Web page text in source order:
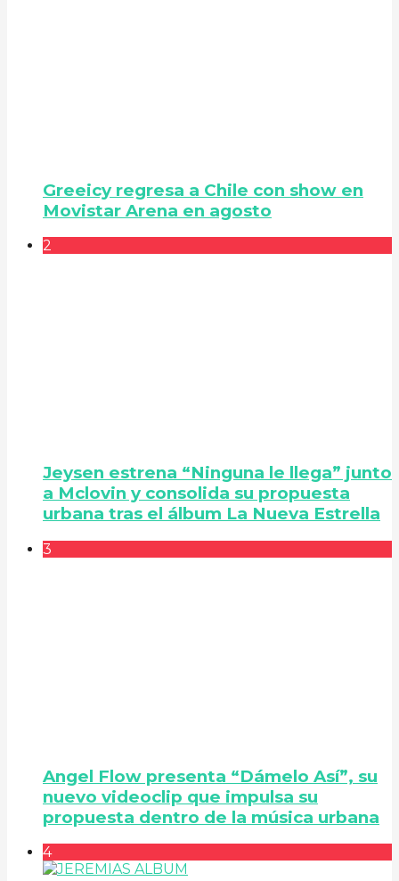
Greeicy regresa a Chile con show en
Movistar Arena en agosto
2
Jeysen estrena “Ninguna le llega” junto
a Mclovin y consolida su propuesta
urbana tras el álbum La Nueva Estrella
3
Angel Flow presenta “Dámelo Así”, su
nuevo videoclip que impulsa su
propuesta dentro de la música urbana
4